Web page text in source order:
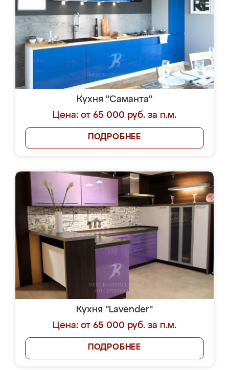
Кухня "Саманта"
Цена: от 65 000 руб. за п.м.
ПОДРОБНЕЕ
Кухня "Lavender"
Цена: от 65 000 руб. за п.м.
ПОДРОБНЕЕ